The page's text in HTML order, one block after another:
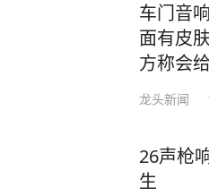
车门音
面有皮
方称会
龙头新闻
26声枪
生